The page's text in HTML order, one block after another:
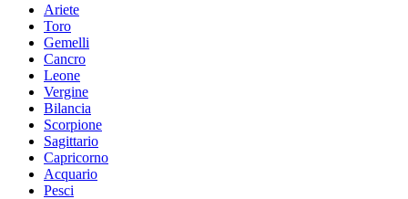
Ariete
Toro
Gemelli
Cancro
Leone
Vergine
Bilancia
Scorpione
Sagittario
Capricorno
Acquario
Pesci